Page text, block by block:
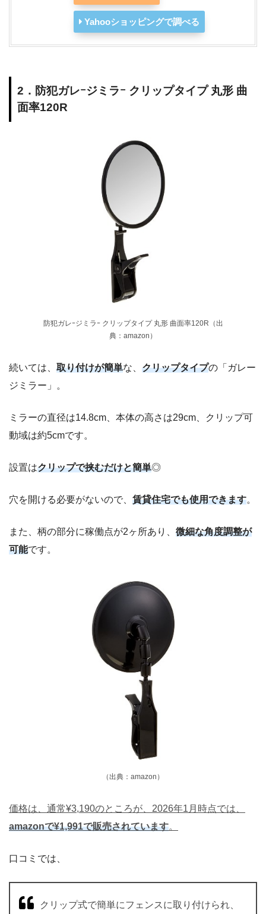
Yahooショッピングで調べる
2．防犯ガレｰジミラｰ クリップタイプ 丸形 曲
面率120R
防犯ガレｰジミラｰ クリップタイプ 丸形 曲面率120R（出
典：amazon）
続いては、 取り付けが簡単な、 クリップタイプの「ガレー
ジミラー」。
ミラーの直径は14.8cm、本体の高さは29cm、クリップ可
動域は約5cmです。
設置はクリップで挟むだけと簡単◎
穴を開ける必要がないので、 賃貸住宅でも使用できます。
また、柄の部分に稼働点が2ヶ所あり、 微細な角度調整が
可能です。
（出典：amazon）
価格は、通常¥3,190のところが、2026年1月時点では、
amazonで¥1,991で販売されています。
口コミでは、
クリップ式で簡単にフェンスに取り付けられ、